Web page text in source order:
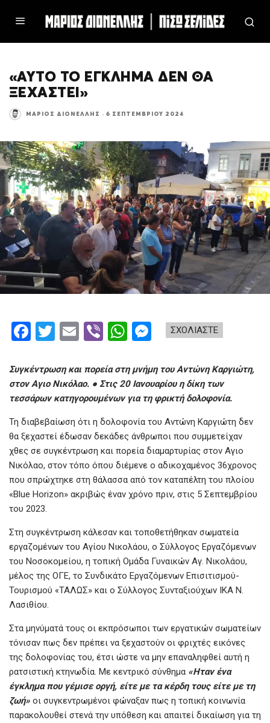
«ΑΥΤΟ ΤΟ ΕΓΚΛΗΜΑ ΔΕΝ ΘΑ
ΞΕΧΑΣΤΕΙ»
ΜΆΡΙΟΣ ΔΙΟΝΈΛΛΗΣ · 6 ΣΕΠΤΕΜΒΡΊΟΥ 2024
ΣΧΟΛΙΑΣΤΕ
F
ce
b
o
o
k
T
tt
er
E
ail
Vi
er
W
at
s
A
p
p
se
n
g
er
Συγκέντρωση και πορεία στη μνήμη του Αντώνη Καργιώτη,
στον Αγιο Νικόλαο. ● Στις 20 Ιανουαρίου η δίκη των
τεσσάρων κατηγορουμένων για τη φρικτή δολοφονία.
Τη διαβεβαίωση ότι η δολοφονία του Αντώνη Καργιώτη δεν
θα ξεχαστεί έδωσαν δεκάδες άνθρωποι που συμμετείχαν
χθες σε συγκέντρωση και πορεία διαμαρτυρίας στον Αγιο
Νικόλαο, στον τόπο όπου διέμενε ο αδικοχαμένος 36χρονος
που σπρώχτηκε στη θάλασσα από τον καταπέλτη του πλοίου
«Blue Horizon» ακριβώς έναν χρόνο πριν, στις 5 Σεπτεμβρίου
του 2023.
Στη συγκέντρωση κάλεσαν και τοποθετήθηκαν σωματεία
εργαζομένων του Αγίου Νικολάου, ο Σύλλογος Εργαζόμενων
του Νοσοκομείου, η τοπική Ομάδα Γυναικών Αγ. Νικολάου,
μέλος της ΟΓΕ, το Συνδικάτο Εργαζόμενων Επισιτισμού-
Τουρισμού «ΤΑΛΩΣ» και ο Σύλλογος Συνταξιούχων ΙΚΑ Ν.
Λασιθίου.
Στα μηνύματά τους οι εκπρόσωποι των εργατικών σωματείων
τόνισαν πως δεν πρέπει να ξεχαστούν οι φριχτές εικόνες
της δολοφονίας του, έτσι ώστε να μην επαναληφθεί αυτή η
ρατσιστική κτηνωδία. Με κεντρικό σύνθημα «Ηταν ένα
έγκλημα που γέμισε οργή, είτε με τα κέρδη τους είτε με τη
ζωή» οι συγκεντρωμένοι φώναξαν πως η τοπική κοινωνία
παρακολουθεί στενά την υπόθεση και απαιτεί δικαίωση για τη